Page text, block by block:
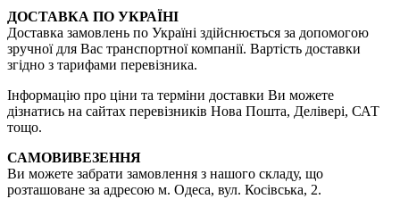
ДОСТАВКА ПО УКРАЇНІ
Доставка замовлень по Україні здійснюється за допомогою
зручної для Вас транспортної компанії. Вартість доставки
згідно з тарифами перевізника.
Інформацію про ціни та терміни доставки Ви можете
дізнатись на сайтах перевізників Нова Пошта, Делівері, САТ
тощо.
САМОВИВЕЗЕННЯ
Ви можете забрати замовлення з нашого складу, що
розташоване за адресою м. Одеса, вул. Косівська, 2.